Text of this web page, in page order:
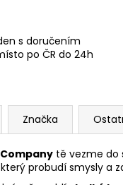
s doručením
po ČR do 24h
Značka
tě vezme do
který probudí smysly